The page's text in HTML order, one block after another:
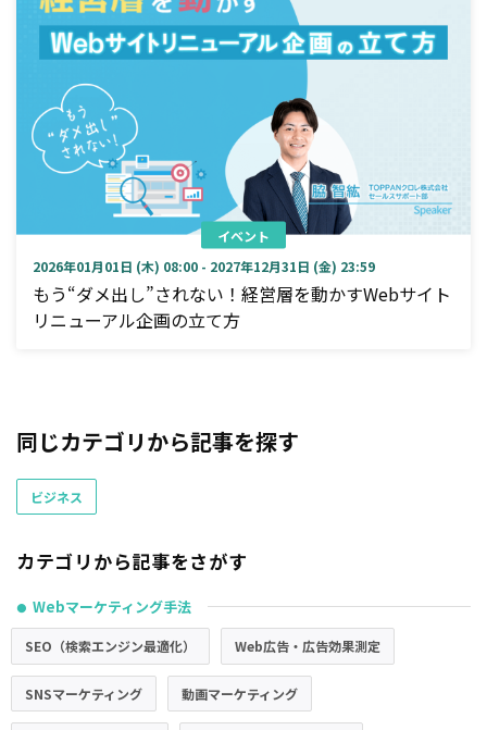
イベント
2026年01月01日 (木) 08:00 - 2027年12月31日 (金) 23:59
もう“ダメ出し”されない！経営層を動かすWebサイト
リニューアル企画の立て方
同じカテゴリから記事を探す
ビジネス
カテゴリから記事をさがす
● Webマーケティング手法
SEO（検索エンジン最適化） Web広告・広告効果測定
SNSマーケティング 動画マーケティング